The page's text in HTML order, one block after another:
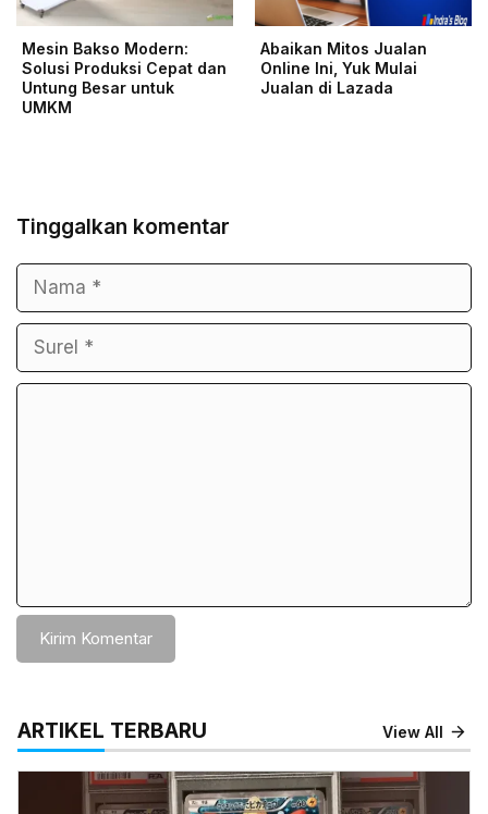
Mesin Bakso Modern:
Solusi Produksi Cepat dan
Untung Besar untuk
UMKM
Abaikan Mitos Jualan
Online Ini, Yuk Mulai
Jualan di Lazada
Tinggalkan komentar
Nama
Surel
Komentar
ARTIKEL TERBARU View All